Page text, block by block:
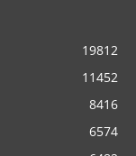
19812
11452
8416
6574